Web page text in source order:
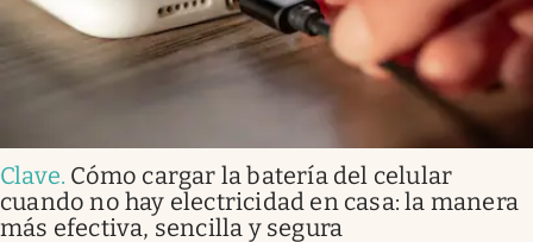
Clave. Cómo cargar la batería del celular
cuando no hay electricidad en casa: la manera
más efectiva, sencilla y segura